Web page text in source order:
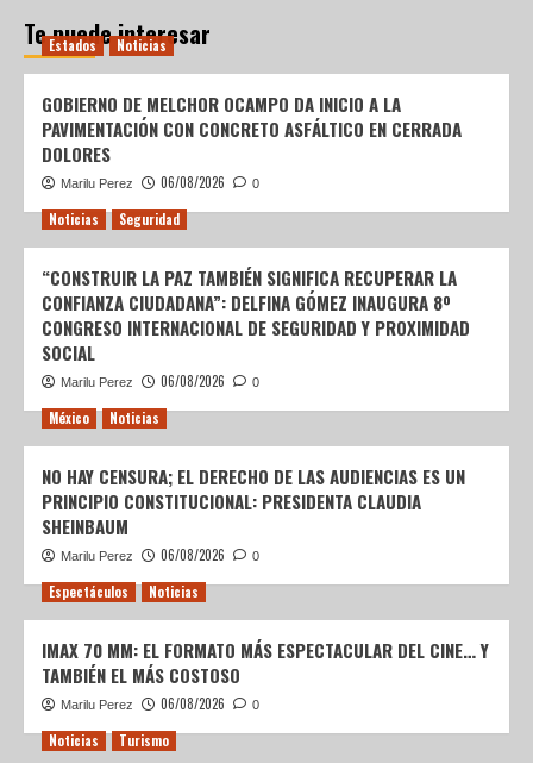
Te puede interesar
Estados Noticias
GOBIERNO DE MELCHOR OCAMPO DA INICIO A LA
PAVIMENTACIÓN CON CONCRETO ASFÁLTICO EN CERRADA
DOLORES
Marilu Perez 06/08/2026 0
Noticias Seguridad
“CONSTRUIR LA PAZ TAMBIÉN SIGNIFICA RECUPERAR LA
CONFIANZA CIUDADANA”: DELFINA GÓMEZ INAUGURA 8º
CONGRESO INTERNACIONAL DE SEGURIDAD Y PROXIMIDAD
SOCIAL
Marilu Perez 06/08/2026 0
México Noticias
NO HAY CENSURA; EL DERECHO DE LAS AUDIENCIAS ES UN
PRINCIPIO CONSTITUCIONAL: PRESIDENTA CLAUDIA
SHEINBAUM
Marilu Perez 06/08/2026 0
Espectáculos Noticias
IMAX 70 MM: EL FORMATO MÁS ESPECTACULAR DEL CINE… Y
TAMBIÉN EL MÁS COSTOSO
Marilu Perez 06/08/2026 0
Noticias Turismo